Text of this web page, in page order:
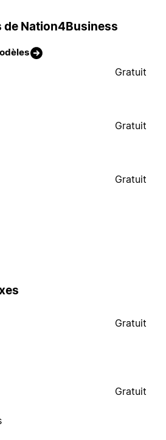
de Nation4Business
Gratuit
Gratuit
Gratuit
Gratuit
Gratuit